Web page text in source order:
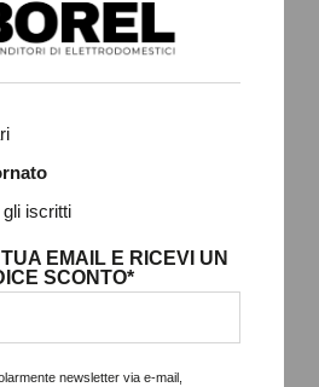
SOLARIA EVO
TERMOSTATO DI SICUREZZA,
45M³
gli iscritti
EMAIL E RICEVI UN
SCONTO*
newsletter via e-mail,